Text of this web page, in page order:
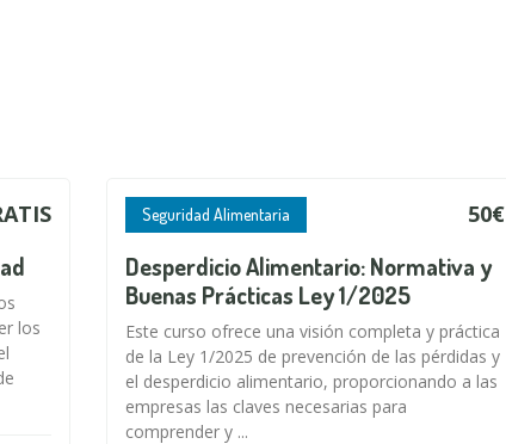
los
Seguridad Alimentaria 50€
Desperdicio Alimentario: Normativa y
Buenas Prácticas Ley 1/2025
Este curso ofrece una visión completa y práctica
de la Ley 1/2025 de prevención de las pérdidas y
el desperdicio alimentario, proporcionando a las
empresas las claves necesarias para
comprender y ...